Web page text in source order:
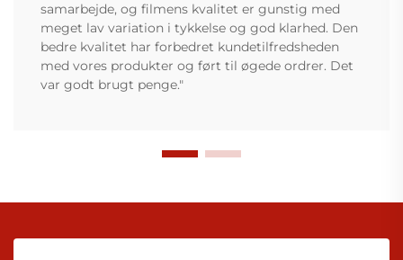
samarbejde, og filmens kvalitet er gunstig med
meget lav variation i tykkelse og god klarhed. Den
bedre kvalitet har forbedret kundetilfredsheden
med vores produkter og ført til øgede ordrer. Det
var godt brugt penge."